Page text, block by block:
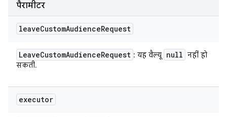
पैरामीटर
leaveCustomAudienceRequest
LeaveCustomAudienceRequest : यह वैल्यू null नहीं हो
सकती.
executor